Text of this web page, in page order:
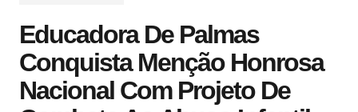
Educadora De Palmas
Conquista Menção Honrosa
Nacional Com Projeto De